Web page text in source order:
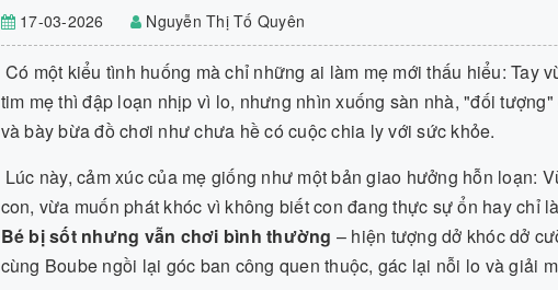
17-03-2026 Nguyễn Thị Tố Quyên
Có một kiểu tình huống mà chỉ những ai làm mẹ mới thấu hiểu: Tay
tim mẹ thì đập loạn nhịp vì lo, nhưng nhìn xuống sàn nhà, "đối
và bày bừa đồ chơi như chưa hề có cuộc chia ly với sức khỏe.
Lúc này, cảm xúc của mẹ giống như một bản giao hưởng hỗn loạn:
con, vừa muốn phát khóc vì không biết con đang thực sự ổn hay chỉ
Bé bị sốt nhưng vẫn chơi bình thường – hiện tượng dở khóc dở
cùng Boube ngồi lại góc ban công quen thuộc, gác lại nỗi lo và giải